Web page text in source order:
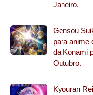
Janeiro.
Gensou
para anime
da Konami
Outubro.
Kyouran